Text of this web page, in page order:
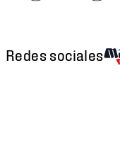
Redes sociales